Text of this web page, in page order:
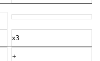
x3
+